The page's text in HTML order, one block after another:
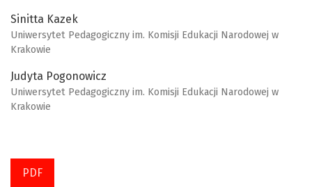
Sinitta Kazek
Uniwersytet Pedagogiczny im. Komisji Edukacji Narodowej w
Krakowie
Judyta Pogonowicz
Uniwersytet Pedagogiczny im. Komisji Edukacji Narodowej w
Krakowie
PDF